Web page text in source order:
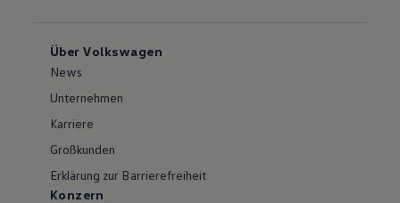
Über Volkswagen
News
Unternehmen
Karriere
Großkunden
Erklärung zur Barrierefreiheit
Konzern